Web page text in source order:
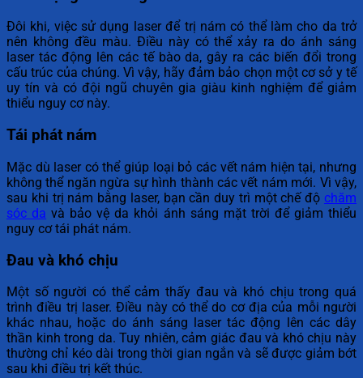
Đôi khi, việc sử dụng laser để trị nám có thể làm cho da trở
nên không đều màu. Điều này có thể xảy ra do ánh sáng
laser tác động lên các tế bào da, gây ra các biến đổi trong
cấu trúc của chúng. Vì vậy, hãy đảm bảo chọn một cơ sở y tế
uy tín và có đội ngũ chuyên gia giàu kinh nghiệm để giảm
thiểu nguy cơ này.
Tái phát nám
Mặc dù laser có thể giúp loại bỏ các vết nám hiện tại, nhưng
không thể ngăn ngừa sự hình thành các vết nám mới. Vì vậy,
sau khi trị nám bằng laser, bạn cần duy trì một chế độ chăm
sóc da và bảo vệ da khỏi ánh sáng mặt trời để giảm thiểu
nguy cơ tái phát nám.
Đau và khó chịu
Một số người có thể cảm thấy đau và khó chịu trong quá
trình điều trị laser. Điều này có thể do cơ địa của mỗi người
khác nhau, hoặc do ánh sáng laser tác động lên các dây
thần kinh trong da. Tuy nhiên, cảm giác đau và khó chịu này
thường chỉ kéo dài trong thời gian ngắn và sẽ được giảm bớt
sau khi điều trị kết thúc.